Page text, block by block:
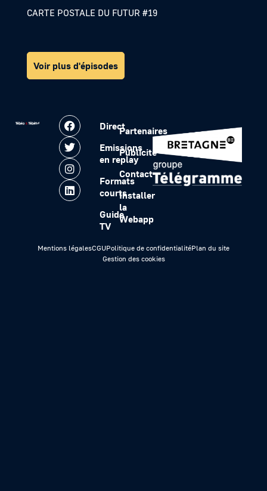
CARTE POSTALE DU FUTUR #19
Voir plus d'épisodes
Direct
Emissions
en replay
Formats
courts
Guide
TV
Partenaires
Publicité
Contact
Installer
la
Webapp
Mentions légalesCGUPolitique de confidentialitéPlan du site
Gestion des cookies